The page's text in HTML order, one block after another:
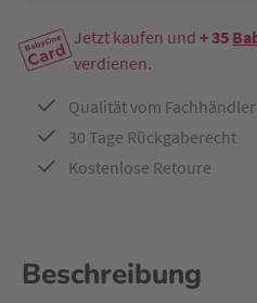
Jetzt kaufen und + 35
verdienen.
Qualität vom Fachhändler
30 Tage Rückgaberecht
Kostenlose Retoure
Beschreibung